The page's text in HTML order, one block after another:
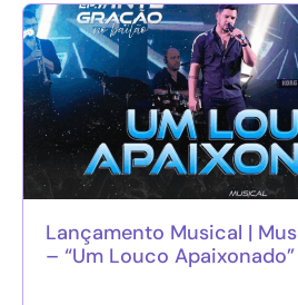
Lançamento Musical |
– “Um Louco Apaixonado”